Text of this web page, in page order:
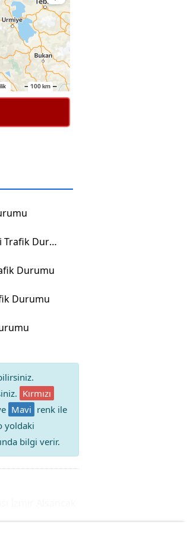
Portakal Yokuşu Caddesi Trafik Durumu
Durumu
Durumu
Kırmızı
Mavi renk ile
yoldaki
bilgi verir.